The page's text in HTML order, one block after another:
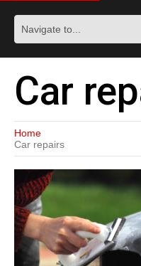
Car
Home
Car repairs